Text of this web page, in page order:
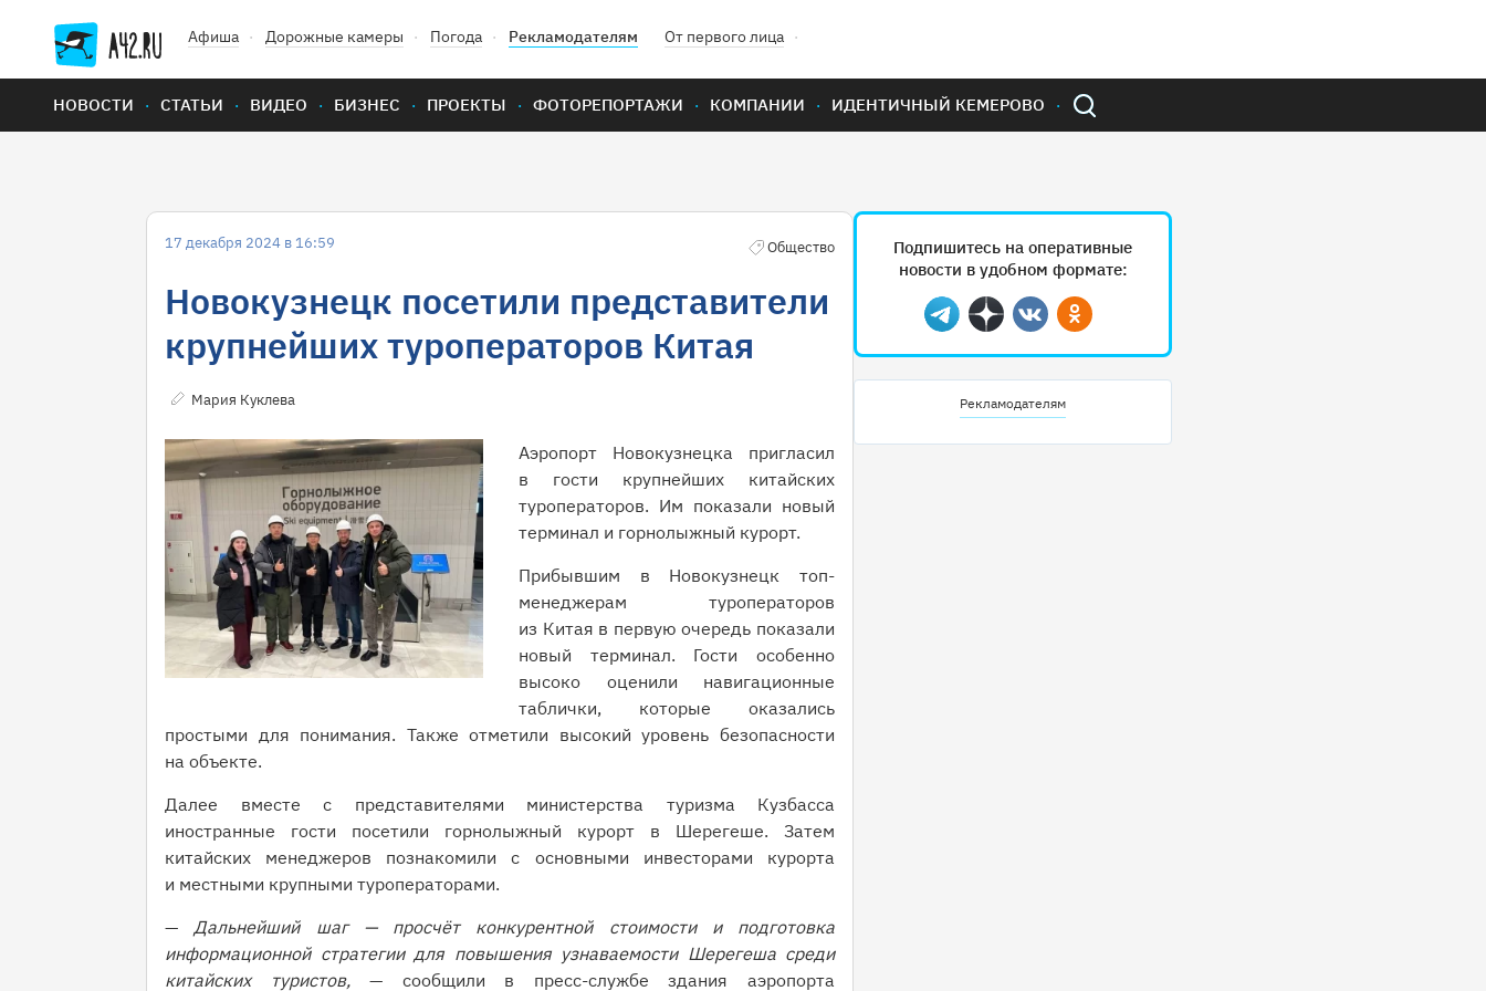
Афиша Дорожные камеры Погода Рекламодателям От первого лица
НОВОСТИ СТАТЬИ ВИДЕО БИЗНЕС ПРОЕКТЫ ФОТОРЕПОРТАЖИ КОМПАНИИ ИДЕНТИЧНЫЙ КЕМЕРОВО
17 декабря 2024 в 16:59 Общество
Новокузнецк посетили представители
крупнейших туроператоров Китая
Мария Куклева
Аэропорт Новокузнецка пригласил
в гости крупнейших китайских
туроператоров. Им показали новый
терминал и горнолыжный курорт.
Прибывшим в Новокузнецк топ-
менеджерам туроператоров
из Китая в первую очередь показали
новый терминал. Гости особенно
высоко оценили навигационные
таблички, которые оказались
простыми для понимания. Также отметили высокий уровень безопасности
на объекте.
Далее вместе с представителями министерства туризма Кузбасса
иностранные гости посетили горнолыжный курорт в Шерегеше. Затем
китайских менеджеров познакомили с основными инвесторами курорта
и местными крупными туроператорами.
—Дальнейший шаг — просчёт конкурентной стоимости и подготовка
информационной стратегии для повышения узнаваемости Шерегеша среди
китайских туристов,— сообщили в пресс-службе здания аэропорта
Подпишитесь на оперативные
новости в удобном формате:
Telegram
ДзенВконтактеОдноклассники
Рекламодателям